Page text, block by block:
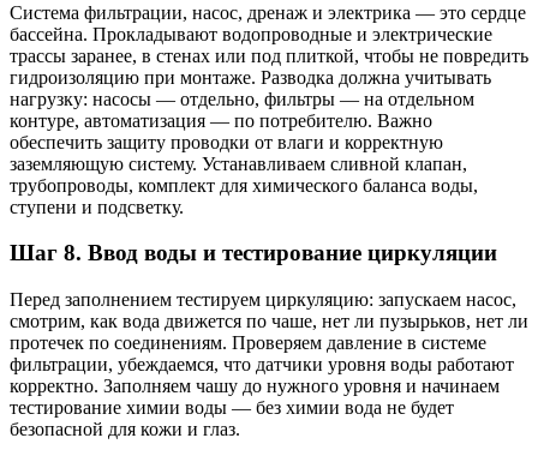
Система фильтрации, насос, дренаж и электрика — это сердце
бассейна. Прокладывают водопроводные и электрические
трассы заранее, в стенах или под плиткой, чтобы не повредить
гидроизоляцию при монтаже. Разводка должна учитывать
нагрузку: насосы — отдельно, фильтры — на отдельном
контуре, автоматизация — по потребителю. Важно
обеспечить защиту проводки от влаги и корректную
заземляющую систему. Устанавливаем сливной клапан,
трубопроводы, комплект для химического баланса воды,
ступени и подсветку.
Шаг 8. Ввод воды и тестирование циркуляции
Перед заполнением тестируем циркуляцию: запускаем насос,
смотрим, как вода движется по чаше, нет ли пузырьков, нет ли
протечек по соединениям. Проверяем давление в системе
фильтрации, убеждаемся, что датчики уровня воды работают
корректно. Заполняем чашу до нужного уровня и начинаем
тестирование химии воды — без химии вода не будет
безопасной для кожи и глаз.